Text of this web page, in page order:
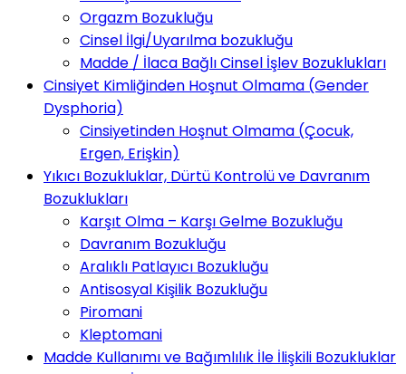
Orgazm Bozukluğu
Cinsel İlgi/Uyarılma bozukluğu
Madde / İlaca Bağlı Cinsel İşlev Bozuklukları
Cinsiyet Kimliğinden Hoşnut Olmama (Gender
Dysphoria)
Cinsiyetinden Hoşnut Olmama (Çocuk,
Ergen, Erişkin)
Yıkıcı Bozukluklar, Dürtü Kontrolü ve Davranım
Bozuklukları
Karşıt Olma – Karşı Gelme Bozukluğu
Davranım Bozukluğu
Aralıklı Patlayıcı Bozukluğu
Antisosyal Kişilik Bozukluğu
Piromani
Kleptomani
Madde Kullanımı ve Bağımlılık İle İlişkili Bozukluklar